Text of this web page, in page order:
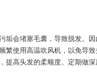
垢会堵塞毛囊，导致脱发。
繁使用高温吹风机，以免导
提高头发的柔顺度。定期做